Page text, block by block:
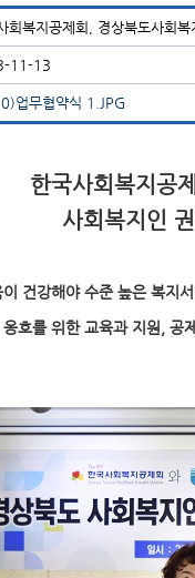
회복지공제회, 경상북도사회
11-13
업무협약식 1.JPG
한국사회복지공
사회복지인
건강해야 수준 높은 복지
호를 위한 교육과 지원, 공